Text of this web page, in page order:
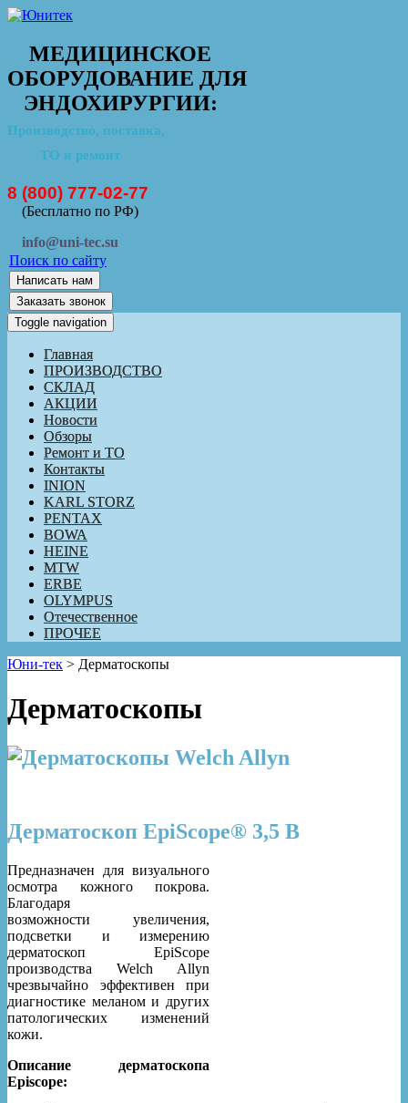
МЕДИЦИНСКОЕ
ОБОРУДОВАНИЕ ДЛЯ
ЭНДОХИРУРГИИ:
Производство, поставка,
ТО и ремонт
8 (800) 777-02-77
(Бесплатно по РФ)
info@uni-tec.su
Поиск по сайту
Написать нам
Заказать звонок
Toggle navigation
Главная
ПРОИЗВОДСТВО
СКЛАД
АКЦИИ
Новости
Обзоры
Ремонт и ТО
Контакты
INION
KARL STORZ
PENTAX
BOWA
HEINE
MTW
ERBE
OLYMPUS
Отечественное
ПРОЧЕЕ
Юни-тек > Дерматоскопы
Дерматоскопы
Дерматоскоп EpiScope® 3,5 В
Предназначен для визуального
осмотра кожного покрова.
Благодаря
возможности увеличения,
подсветки и измерению
дерматоскоп EpiScope
производства Welch Allyn
чрезвычайно эффективен при
диагностике меланом и других
патологических изменений
кожи.
Описание дерматоскопа
Episcope: